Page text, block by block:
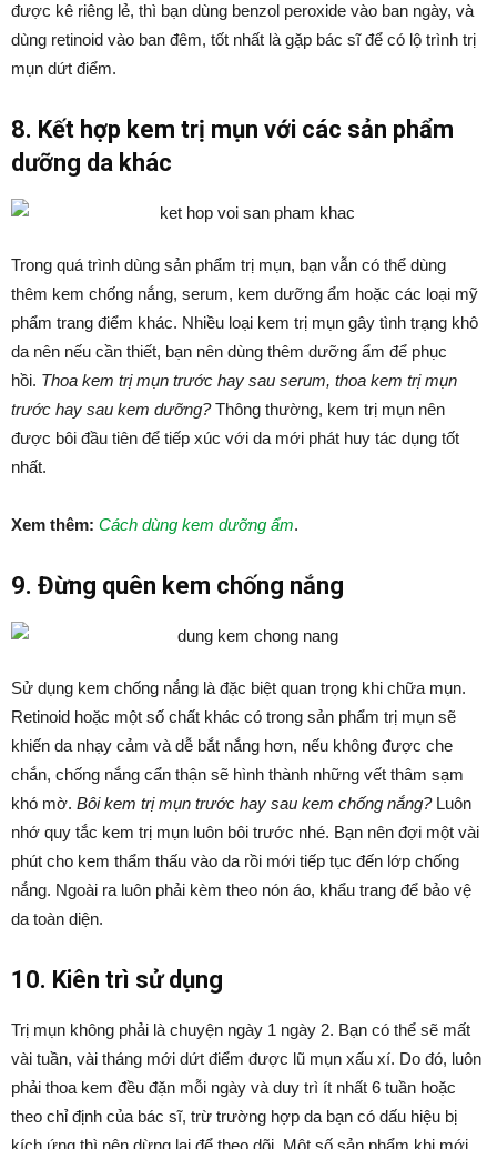
được kê riêng lẻ, thì bạn dùng benzol peroxide vào ban ngày, và
dùng retinoid vào ban đêm, tốt nhất là gặp bác sĩ để có lộ trình trị
mụn dứt điểm.
8. Kết hợp kem trị mụn với các sản phẩm
dưỡng da khác
Trong quá trình dùng sản phẩm trị mụn, bạn vẫn có thể dùng
thêm kem chống nắng, serum, kem dưỡng ẩm hoặc các loại mỹ
phẩm trang điểm khác. Nhiều loại kem trị mụn gây tình trạng khô
da nên nếu cần thiết, bạn nên dùng thêm dưỡng ẩm để phục
hồi. Thoa kem trị mụn trước hay sau serum, thoa kem trị mụn
trước hay sau kem dưỡng?Thông thường, kem trị mụn nên
được bôi đầu tiên để tiếp xúc với da mới phát huy tác dụng tốt
nhất.
Xem thêm: Cách dùng kem dưỡng ẩm.
9. Đừng quên kem chống nắng
Sử dụng kem chống nắng là đặc biệt quan trọng khi chữa mụn.
Retinoid hoặc một số chất khác có trong sản phẩm trị mụn sẽ
khiến da nhạy cảm và dễ bắt nắng hơn, nếu không được che
chắn, chống nắng cẩn thận sẽ hình thành những vết thâm sạm
khó mờ. Bôi kem trị mụn trước hay sau kem chống nắng? Luôn
nhớ quy tắc kem trị mụn luôn bôi trước nhé. Bạn nên đợi một vài
phút cho kem thẩm thấu vào da rồi mới tiếp tục đến lớp chống
nắng. Ngoài ra luôn phải kèm theo nón áo, khẩu trang để bảo vệ
da toàn diện.
10. Kiên trì sử dụng
Trị mụn không phải là chuyện ngày 1 ngày 2. Bạn có thể sẽ mất
vài tuần, vài tháng mới dứt điểm được lũ mụn xấu xí. Do đó, luôn
phải thoa kem đều đặn mỗi ngày và duy trì ít nhất 6 tuần hoặc
theo chỉ định của bác sĩ, trừ trường hợp da bạn có dấu hiệu bị
kích ứng thì nên dừng lại để theo dõi. Một số sản phẩm khi mới